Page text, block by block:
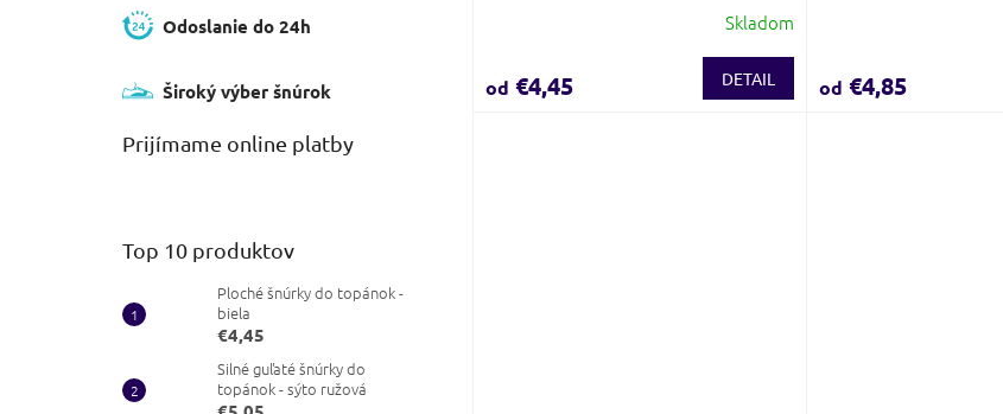
Odoslanie do 24h
Široký výber šnúrok
Prijímame online platby
Top 10 produktov
Ploché šnúrky do topánok -
biela
€4,45
Silné guľaté šnúrky do
topánok - sýto ružová
Skladom
od €4,45 DETAIL od €4,85